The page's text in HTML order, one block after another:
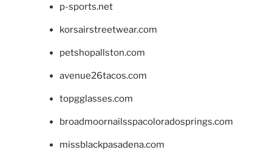
p-sports.net
korsairstreetwear.com
petshopallston.com
avenue26tacos.com
topgglasses.com
broadmoornailsspacoloradosprings.com
missblackpasadena.com